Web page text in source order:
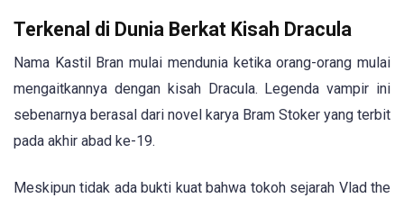
Terkenal di Dunia Berkat Kisah Dracula
Nama Kastil Bran mulai mendunia ketika orang-orang mulai
mengaitkannya dengan kisah Dracula. Legenda vampir ini
sebenarnya berasal dari novel karya Bram Stoker yang terbit
pada akhir abad ke-19.
Meskipun tidak ada bukti kuat bahwa tokoh sejarah Vlad the